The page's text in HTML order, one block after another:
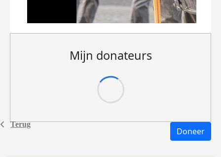
Terug
Mijn donateurs
Doneer